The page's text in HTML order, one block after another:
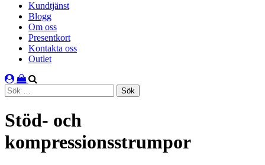
Kundtjänst
Blogg
Om oss
Presentkort
Kontakta oss
Outlet
Sök
efter:
Stöd- och
kompressionsstrumpor